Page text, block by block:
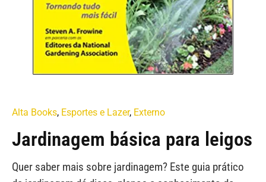
Alta Books, Esportes e Lazer, Externo
Jardinagem básica para leigos
Quer saber mais sobre jardinagem? Este guia prático